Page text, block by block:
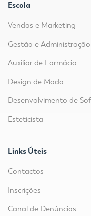
Escola
Vendas e Marketing
Gestão e Administração
Auxiliar de Farmácia
Design de Moda
Desenvolvimento de
Esteticista
Links Úteis
Contactos
Inscrições
Canal de Denúncias